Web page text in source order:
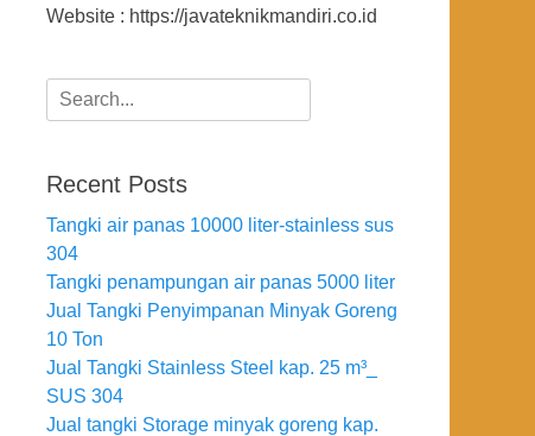
Website : https://javateknikmandiri.co.id
Search
for:
Recent Posts
Tangki air panas 10000 liter-stainless sus
304
Tangki penampungan air panas 5000 liter
Jual Tangki Penyimpanan Minyak Goreng
10 Ton
Jual Tangki Stainless Steel kap. 25 m³_
SUS 304
Jual tangki Storage minyak goreng kap.